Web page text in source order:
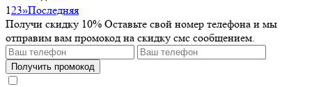
123»Последняя
Получи скидку 10% Оставьте свой номер телефона и мы
отправим вам промокод на скидку смс сообщением.
Получить промокод